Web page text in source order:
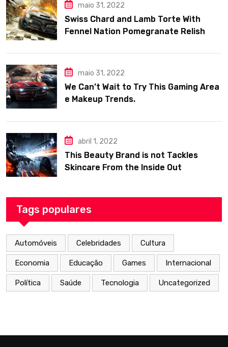
maio 31, 2022
Swiss Chard and Lamb Torte With
Fennel Nation Pomegranate Relish
maio 31, 2022
We Can’t Wait to Try This Gaming Area
e Makeup Trends.
abril 1, 2022
This Beauty Brand is not Tackles
Skincare From the Inside Out
Tags populares
Automóveis Celebridades Cultura
Economia Educação Games Internacional
Política Saúde Tecnologia Uncategorized